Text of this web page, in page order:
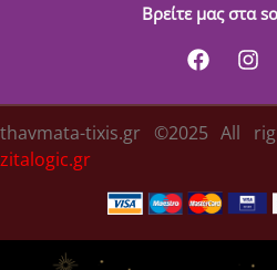
Βρείτε μας στα
thavmata-tixis.gr ©2025 All
zitalogic.gr